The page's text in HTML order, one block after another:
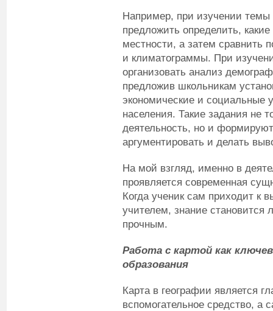
Например, при изучении
предложить определить,
местности, а затем сравнить
и климатограммы. При
организовать анализ
предложив школьникам
экономические и социальные
населения. Такие задания не
деятельность, но и
аргументировать и делать
На мой взгляд, именно в
проявляется современная
Когда ученик сам приходит к
учителем, знание
прочным.
Работа с картой как
образования
Карта в географии является
вспомогательное средство, а